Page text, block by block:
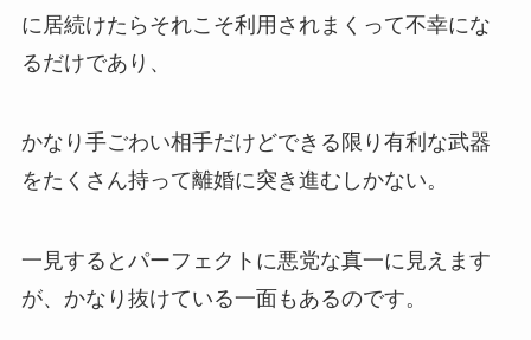
に居続けたらそれこそ利用されまくって不幸にな
るだけであり、
かなり手ごわい相手だけどできる限り有利な武器
をたくさん持って離婚に突き進むしかない。
一見するとパーフェクトに悪党な真一に見えます
が、かなり抜けている一面もあるのです。